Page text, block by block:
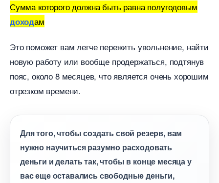
Сумма которого должна быть равна полугодовым
доходам
Это поможет вам легче пережить увольнение, найти
новую работу или вообще продержаться, подтяну
пояс, около 8 месяцев, что является очень хорошим
отрезком времени.
Для того, чтобы создать свой резерв, вам
нужно научиться разумно расходовать
деньги и делать так, чтобы в конце месяца у
ас еще оставались свободные деньги,